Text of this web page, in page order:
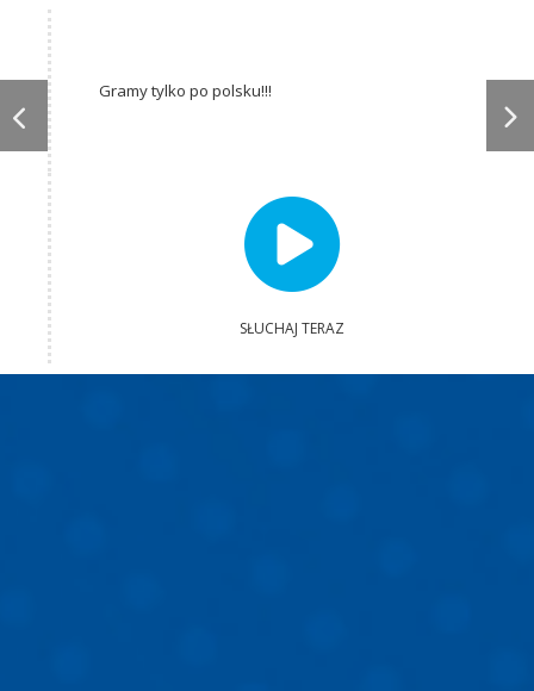
Gramy tylko po polsku!!!
SŁUCHAJ TERAZ